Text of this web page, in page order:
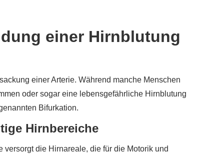
einer Hirnblutung
einer Arterie. Während manche Menschen
oder sogar eine lebensgefährliche Hirnblutung
Bifurkation.
Hirnbereiche
die Hirnareale, die für die Motorik und